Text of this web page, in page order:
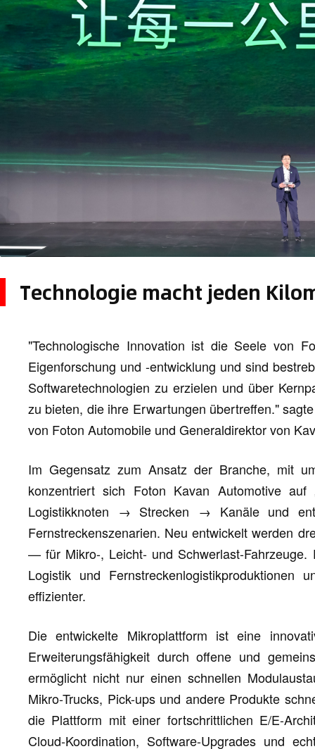
Technologie macht jeden
"Technologische Innovation ist die Seele von
Eigenforschung und -entwicklung und sind
Softwaretechnologien zu erzielen und über
zu bieten, die ihre Erwartungen übertreffen."
von Foton Automobile und Generaldirektor von
Im Gegensatz zum Ansatz der Branche, mit
konzentriert sich Foton Kavan Automotive
Logistikknoten → Strecken → Kanäle und
Fernstreckenszenarien. Neu entwickelt werden
— für Mikro-, Leicht- und Schwerlast-
Logistik und Fernstreckenlogistikproduktionen
effizienter.
Die entwickelte Mikroplattform ist eine
Erweiterungsfähigkeit durch offene und
ermöglicht nicht nur einen schnellen
Mikro-Trucks, Pick-ups und andere Produkte
die Plattform mit einer fortschrittlichen E/E-
Cloud-Koordination, Software-Upgrades und